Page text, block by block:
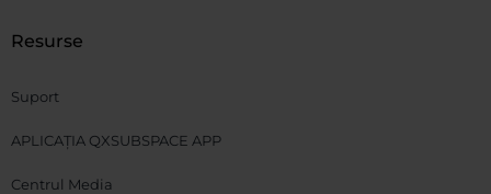
Resurse
Suport
APLICAȚIA QXSUBSPACE APP
Centrul Media